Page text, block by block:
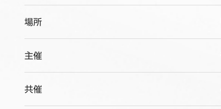
場所
主催
共催